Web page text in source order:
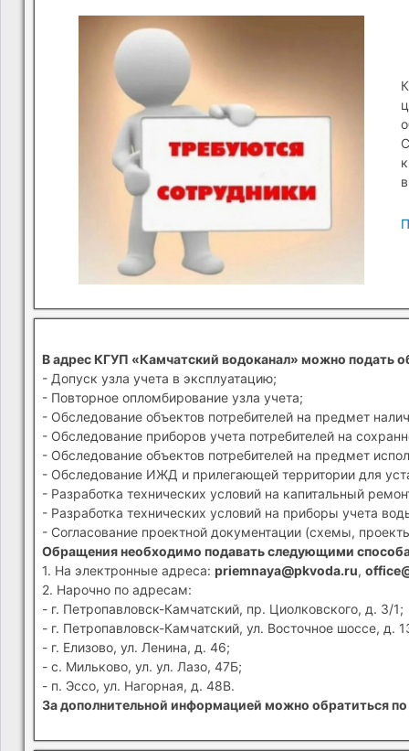
В адрес КГУП «Камчатский водоканал» можно подать
- Допуск узла учета в эксплуатацию;
- Повторное опломбирование узла учета;
- Обследование объектов потребителей на предмет
- Обследование приборов учета потребителей на
- Обследование объектов потребителей на предмет
- Обследование ИЖД и прилегающей территории для
- Разработка технических условий на капитальный
- Разработка технических условий на приборы учета
- Согласование проектной документации (схемы,
Обращения необходимо подавать следующими
1. На электронные адреса: priemnaya@pkvoda.ru,
2. Нарочно по адресам:
- г. Петропавловск-Камчатский, пр. Циолковского, д. 3/1;
- г. Петропавловск-Камчатский, ул. Восточное шоссе, д.
- г. Елизово, ул. Ленина, д. 46;
- с. Мильково, ул. ул. Лазо, 47Б;
- п. Эссо, ул. Нагорная, д. 48В.
За дополнительной информацией можно обратиться